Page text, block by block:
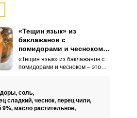
«Тещин язык» из
баклажанов с
помидорами и чесноком
на зиму
«Тещин язык» из баклажанов с
помидорами и чесноком – это
разнообразит домашнюю пищу,
придав неповторимую изюминку.
Любители пикантных угощений
соль,
сладкий, чеснок, перец чили,
9%, масло растительное,